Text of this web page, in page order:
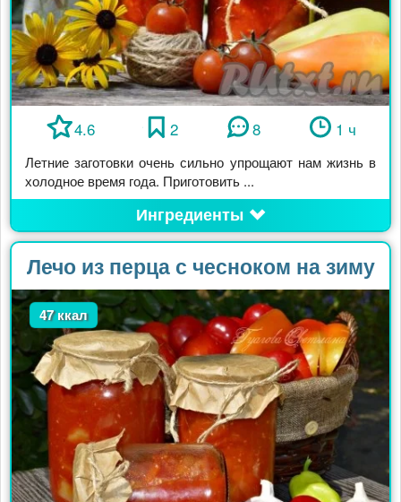
4.6 2 8 1 ч
Летние заготовки очень сильно упрощают нам жизнь в
холодное время года. Приготовить ...
Ингредиенты
Лечо из перца с чесноком на зиму
47 ккал